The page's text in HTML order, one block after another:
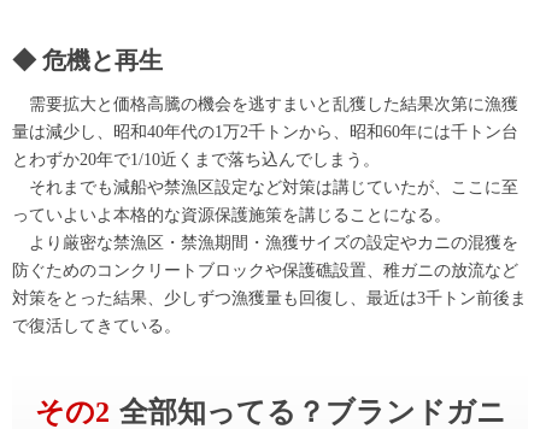
危機と再生
需要拡大と価格高騰の機会を逃すまいと乱獲した結果次第に漁獲
量は減少し、昭和40年代の1万2千トンから、昭和60年には千トン台
とわずか20年で1/10近くまで落ち込んでしまう。
それまでも減船や禁漁区設定など対策は講じていたが、ここに至
っていよいよ本格的な資源保護施策を講じることになる。
より厳密な禁漁区・禁漁期間・漁獲サイズの設定やカニの混獲を
防ぐためのコンクリートブロックや保護礁設置、稚ガニの放流など
対策をとった結果、少しずつ漁獲量も回復し、最近は3千トン前後ま
で復活してきている。
その2 全部知ってる？ブランドガニ